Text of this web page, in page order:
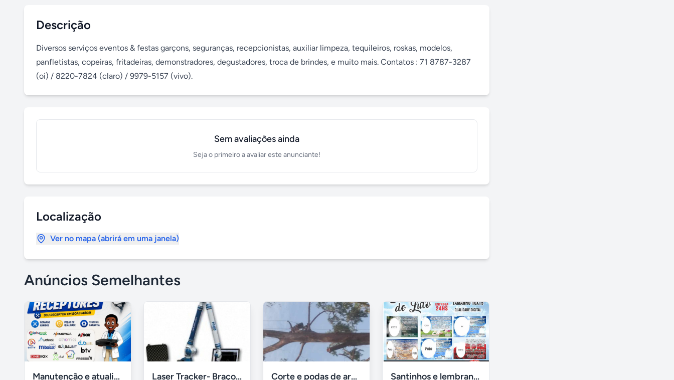
Descrição
Diversos serviços eventos & festas garçons, seguranças, recepcionistas, auxiliar limpeza, tequileiros, roskas, modelos,
panfletistas, copeiras, fritadeiras, demonstradores, degustadores, troca de brindes, e muito mais. Contatos : 71 8787-3287
(oi) / 8220-7824 (claro) / 9979-5157 (vivo).
Sem avaliações ainda
Seja o primeiro a avaliar este anunciante!
Localização
Ver no mapa (abrirá em uma janela)
Anúncios Semelhantes
Manutenção e atualização em receptores Htv em Salvador Ba Laser Tracker- Braço Faro Medição 2D 3D Tridimensional Corte e podas de arvores Santinhos e lembrancinhas de luto personalizadas